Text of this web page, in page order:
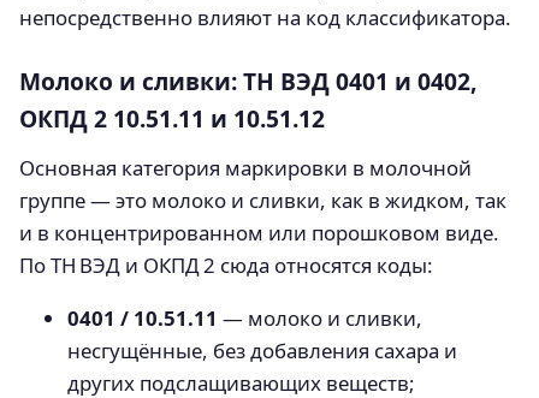
непосредственно влияют на код классификатора.
Молоко и сливки: ТН ВЭД 0401 и 0402,
ОКПД 2 10.51.11 и 10.51.12
Основная категория маркировки в молочной
группе — это молоко и сливки, как в жидком, так
и в концентрированном или порошковом виде.
По ТН ВЭД и ОКПД 2 сюда относятся коды:
0401 / 10.51.11 — молоко и сливки,
несгущённые, без добавления сахара и
других подслащивающих веществ;